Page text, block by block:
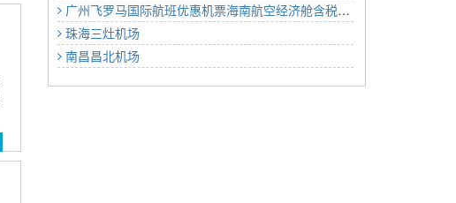
广州飞罗马国际航班优惠机票海南航空经济舱含税价格2938元2022年12月08日
珠海三灶机场
南昌昌北机场